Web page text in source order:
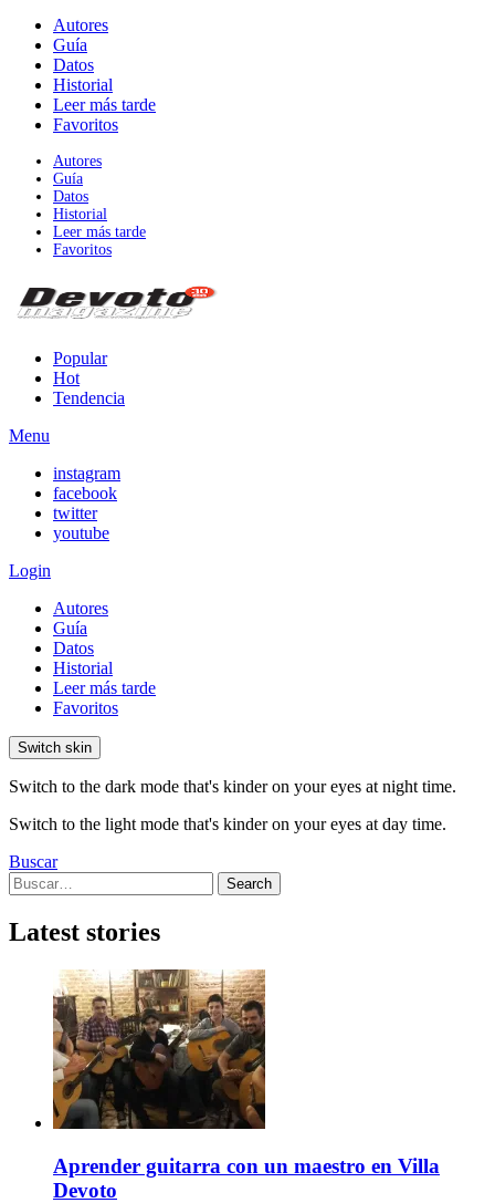
Autores
Guía
Datos
Historial
Leer más tarde
Favoritos
Autores
Guía
Datos
Historial
Leer más tarde
Favoritos
Popular
Hot
Tendencia
Menu
instagram
facebook
twitter
youtube
Login
Autores
Guía
Datos
Historial
Leer más tarde
Favoritos
Switch skin
Switch to the dark mode that's kinder on your eyes at night time.
Switch to the light mode that's kinder on your eyes at day time.
Buscar
Search
for:
Search
Latest stories
Aprender guitarra con un maestro en Villa
Devoto